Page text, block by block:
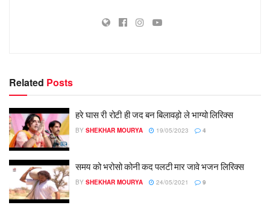
Related Posts
हरे घास री रोटी ही जद बन बिलावड़ो ले भाग्यो लिरिक्स
BY SHEKHAR MOURYA 19/05/2023 4
समय को भरोसो कोनी कद पलटी मार जावे भजन लिरिक्स
BY SHEKHAR MOURYA 24/05/2021 9